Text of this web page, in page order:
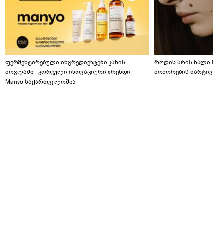
ფერმენტირებული ინგრედიენტები კანის
მოვლაში - კორეული ინოვაციური ბრენდი
Manyo საქართველოშია
როდის არის ხალი
მოშორების